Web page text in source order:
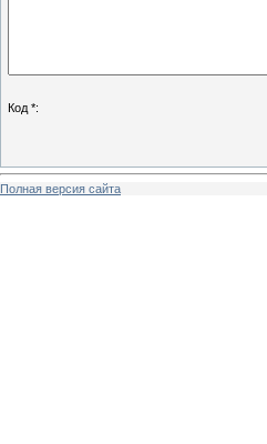
Код *:
Полная версия сайта